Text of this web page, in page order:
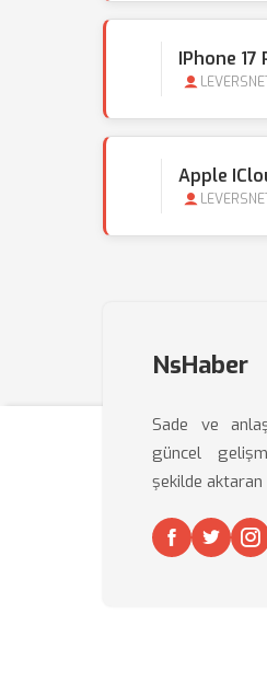
IPhone
Apple
NsHaber
Sade ve
güncel
şekilde